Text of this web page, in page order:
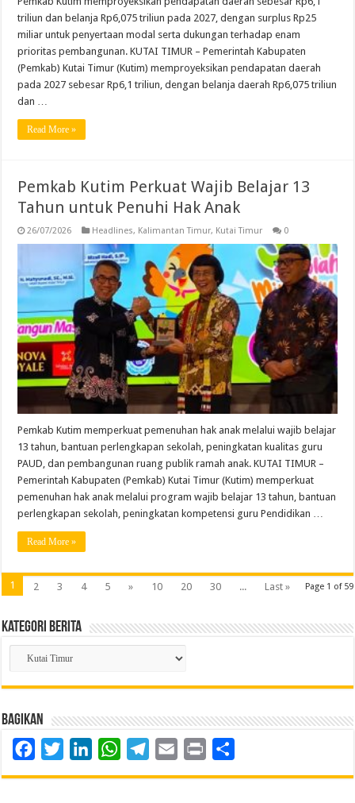
triliun dan belanja Rp6,075 triliun pada 2027, dengan surplus Rp25
miliar untuk penyertaan modal serta dukungan terhadap enam
prioritas pembangunan. KUTAI TIMUR – Pemerintah Kabupaten
(Pemkab) Kutai Timur (Kutim) memproyeksikan pendapatan daerah
pada 2027 sebesar Rp6,1 triliun, dengan belanja daerah Rp6,075 triliun
dan …
Read More »
Pemkab Kutim Perkuat Wajib Belajar 13
Tahun untuk Penuhi Hak Anak
26/07/2026 Headlines, Kalimantan Timur, Kutai Timur 0
Pemkab Kutim memperkuat pemenuhan hak anak melalui wajib belajar
13 tahun, bantuan perlengkapan sekolah, peningkatan kualitas guru
PAUD, dan pembangunan ruang publik ramah anak. KUTAI TIMUR –
Pemerintah Kabupaten (Pemkab) Kutai Timur (Kutim) memperkuat
pemenuhan hak anak melalui program wajib belajar 13 tahun, bantuan
perlengkapan sekolah, peningkatan kompetensi guru Pendidikan …
Read More »
Page 1 of 59
1 2 3 4 5 » 10 20 30 ... Last »
Kategori Berita
Kategori
Berita
Bagikan
FacebookTwitterLinkedInWhatsAppTelegram
Email Print